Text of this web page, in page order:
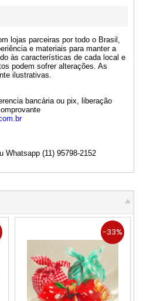
lojas parceiras por todo o Brasil,
e materiais para manter a
às características de cada local e
podem sofrer alterações. As
ilustrativas.
bancária ou pix, liberação
Whatsapp (11) 95798-2152
-33%